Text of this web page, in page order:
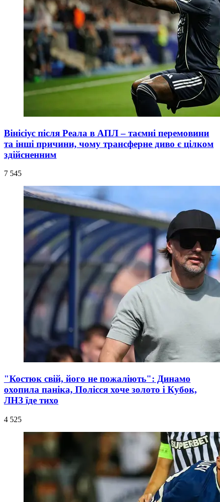
Вінісіус після Реала в АПЛ – таємні перемовини
та інші причини, чому трансферне диво є цілком
здійсненним
7 545
"Костюк свій, його не пожаліють": Динамо
охопила паніка, Полісся хоче золото і Кубок,
ЛНЗ їде тихо
4 525